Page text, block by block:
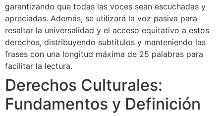
garantizando que todas las voces sean escuchadas y
apreciadas. Además, se utilizará la voz pasiva para
resaltar la universalidad y el acceso equitativo a estos
derechos, distribuyendo subtítulos y manteniendo las
frases con una longitud máxima de 25 palabras para
facilitar la lectura.
Derechos Culturales:
Fundamentos y Definición